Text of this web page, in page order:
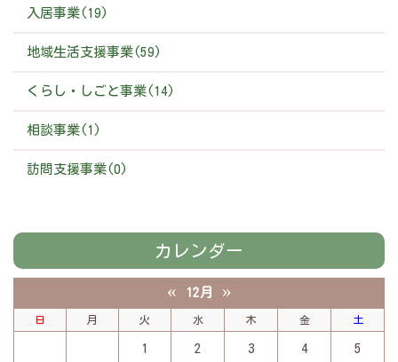
入居事業(19)
地域生活支援事業(59)
くらし・しごと事業(14)
相談事業(1)
訪問支援事業(0)
カレンダー
« 12月 »
日 月 火 水 木 金 土
1 2 3 4 5